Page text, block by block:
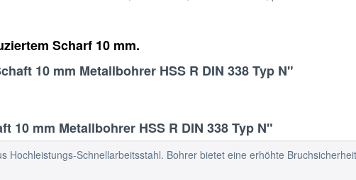
Scharf 10 mm.
10 mm Metallbohrer HSS R DIN 338 Typ N"
10 mm Metallbohrer HSS R DIN 338 Typ N"
Schnellarbeitsstahl. Bohrer bietet eine erhöhte